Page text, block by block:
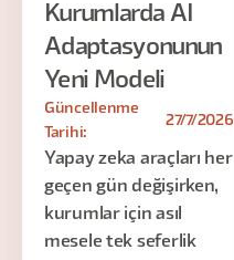
Kurumlarda AI
Adaptasyonunun
Yeni Modeli
Güncellenme
Tarihi:
27/7/2026
Yapay zeka araçları her
geçen gün değişirken,
kurumlar için asıl
mesele tek seferlik